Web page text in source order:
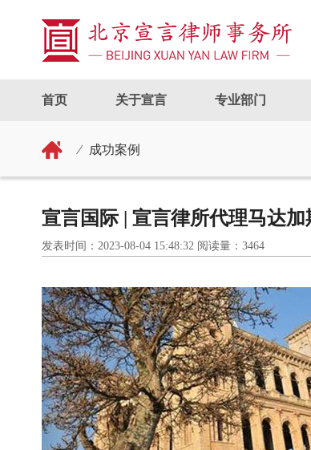
首页 关于宣言 专业部门
⁄ 成功案例
宣言国际 | 宣言律所代理马达
发表时间：2023-08-04 15:48:32 阅读量：3464